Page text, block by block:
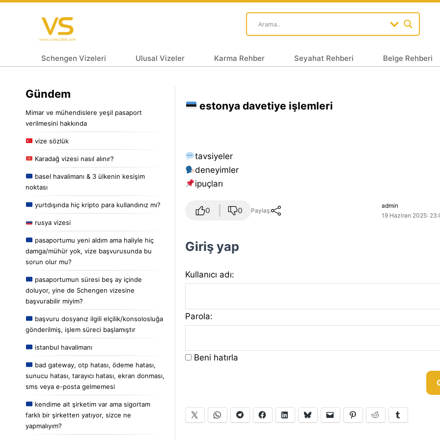
Schengen Vizeleri Ulusal Vizeler Karma Rehber Seyahat Rehberi Belge Rehberi
Gündem
Mimar ve mühendislere yeşil pasaport
verilmesini hakkında
vize sözlük
Karadağ vizesi nasıl alınır?
basel havalimanı & 3 ülkenin kesişim
noktası
yurtdışında hiç kripto para kullandınız mı?
rusya vizesi
pasaportumu yeni aldım ama haliyle hiç
damga/mühür yok, vize başvurusunda bu
sorun olur mu?
pasaportumun süresi beş ay içinde
doluyor, yine de Schengen vizesine
başvurabilir miyim?
başvuru dosyanız ilgili elçilik/konsolosluğa
gönderilmiş, işlem süreci başlamıştır
istanbul havalimanı
bad gateway, otp hatası, ödeme hatası,
sunucu hatası, tarayıcı hatası, ekran donması,
sms veya e-posta gelmemesi
kendime ait şirketim var ama sigortam
farklı bir şirketten yatıyor, sizce ne
yapmalıyım?
estonya davetiye işlemleri
tavsiyeler
deneyimler
i̇puçları
0 0 Paylaş:
admin
19 Haziran 2025:
Giriş yap
Kullanıcı adı:
Parola:
Beni hatırla